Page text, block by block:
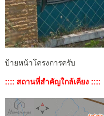
ป้ายหน้าโครงการครับ
:::: สถานที่สำคัญใกล้เคียง ::::